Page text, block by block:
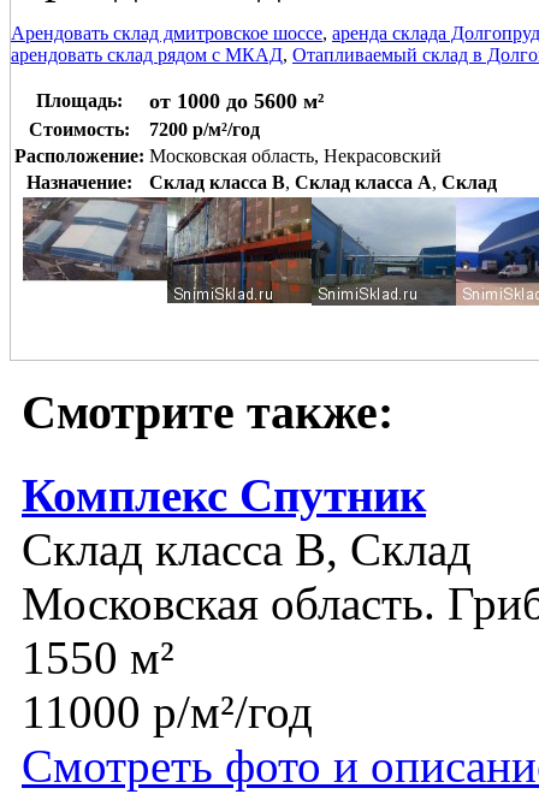
Арендовать склад дмитровское шоссе, аренда склада
арендовать склад рядом с МКАД, Отапливаемый склад в
Площадь: от 1000 до 5600 м²
Стоимость:
7200 р/м²/год
Расположение: Московская область, Некрасовский
Назначение:
Склад класса B, Склад класса A, Склад
Смотрите также:
Комплекс Спутник
Склад класса B, Склад
Московская область.
1550 м²
11000 р/м²/год
Смотреть фото и